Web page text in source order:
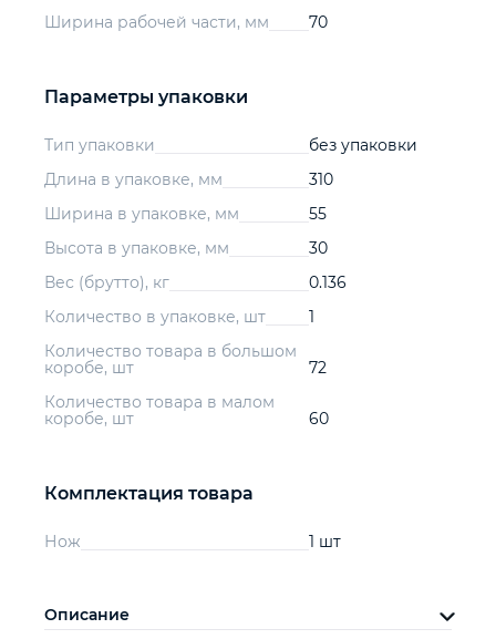
Ширина рабочей части, мм
70
Параметры упаковки
Тип упаковки
без упаковки
Длина в упаковке, мм
310
Ширина в упаковке, мм
55
Высота в упаковке, мм
30
Вес (брутто), кг
0.136
Количество в упаковке, шт
1
Количество товара в большом
коробе, шт
72
Количество товара в малом
коробе, шт
60
Комплектация товара
Нож 1 шт
Описание